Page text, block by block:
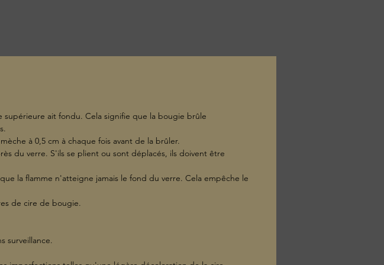
ait fondu. Cela signifie que la bougie brûle
à 0,5 cm à chaque fois avant de la brûler.
du verre. S'ils se plient ou sont déplacés, ils doivent être
la flamme n'atteigne jamais le fond du verre. Cela empêche le
de cire de bougie.
surveillance.